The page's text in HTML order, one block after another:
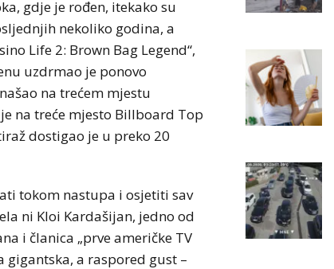
gdje je rođen, itekako su
nekoliko godina, a
Life 2: Brown Bag Legend“,
uzdrmao je ponovo
na trećem mjestu
na treće mjesto Billboard Top
dostigao je u preko 20
tokom nastupa i osjetiti sav
ni Kloi Kardašijan, jedno od
i članica „prve američke TV
gigantska, a raspored gust –